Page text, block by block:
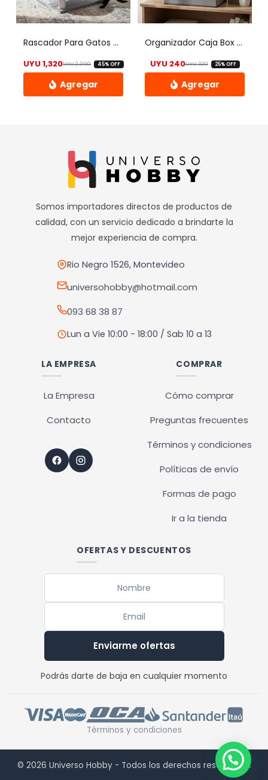
Rascador Para Gatos Con Cucha Y Cama
UYU2,390El precio original era: UYU 2,390.
UYU 1,320 El precio actual es: UYU 1,320.
45% OFF
múltiples
variantes.
Las
opciones
se
pueden
en
la
de
producto
Organizador Caja Box Plegable Apilable X 2 Un Universo Hobby
UYU320El precio
UYU 240 El precio actual
25% OFF
variantes.
Las
opciones
se
pueden
producto
Somos importadores directos de productos de
calidad, con un servicio dedicado a brindarte la
mejor experiencia de compra.
Rio Negro 1526, Montevideo
universohobby@hotmail.com
093 68 38 87
Lun a Vie 10:00 - 18:00 / Sab 10 a 13
LA EMPRESA
La Empresa
Contacto
COMPRAR
Cómo comprar
Preguntas frecuentes
Términos y condiciones
Políticas de envío
Formas de pago
Ir a la tienda
OFERTAS Y DESCUENTOS
Enviarme ofertas
Podrás darte de baja en cualquier momento
Términos y condiciones
© 2026 Universo Hobby - Todos los derechos reservados.